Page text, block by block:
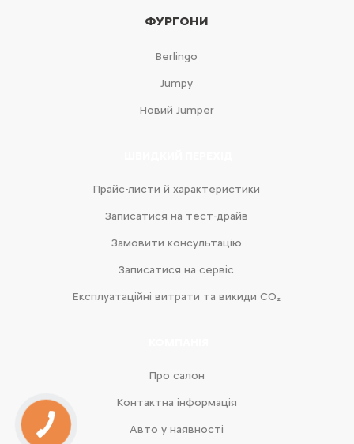
ФУРГОНИ
Berlingo
Jumpy
Новий Jumper
Прайс-листи й характеристики
Записатися на тест-драйв
Замовити консультацію
Записатися на сервіс
Експлуатаційні витрати та викиди CO₂
Про салон
Контактна інформація
Авто у наявності